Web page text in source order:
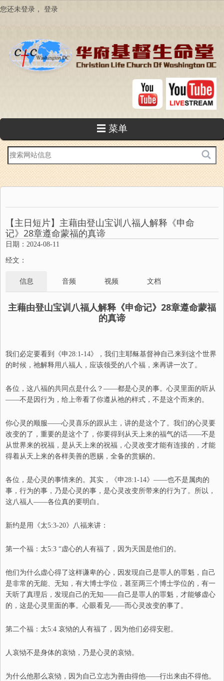
跳
您还未登录， 登录
☰ 菜单
站
内
搜
索
【主日短片】主藉由登山宝训八福人解释《申命
记》28章遵命蒙福的真谛
日期：2024-08-11
经文：
信息 音频 视频 文档
主藉由登山宝训八福人解释《申命记》 28章遵命蒙福
的真谛
我们必定要看到《申28:1-14》，我们主耶稣基督神自己来到这个世界
的时候，祂解释用八福人，应该领受的八个福，来再讲一次了。
各位，这八福的共同点是什么？ ——都是心灵的事。 心灵里面的听从
——不是因行为，给上帝看了你遵从祂的样式，不是这个而来的。
你心灵的顺服——心灵喜乐的跟从主，讲的是这个了。我们的心灵要
改变的了，重要的是这个了，你要得到从天上来的福气的话——不是
从世界来的祝福，是从天上来的祝福，心灵改变才能有连接的，才能
得着从天上来的各样美善的恩赐，全备的赏赐的。
各位，是心灵的事情来的。其实，《申28:1-14》 ——也不是属肉的
事， 行为的事， 乃是心灵的事，是心灵改变所带来的行为了。所以，
这八福人——各位真的要明白。
新约是用《太5:3-20》八福来讲 ：
第一个福： 太5:3 “虚心的人有福了，因为天国是他们的。
他们为什么虚心得了这样谦卑的心，因发现自己是罪人的罪魁，自己
是非常的无能、无知，有大博士学位，甚至两三个博士学位的，有一
天听了真理后，发现自己的无知——自己是罪人的罪魁，才能够虚心
的，这是心灵里面的事。心眼看见——而心灵改变的事了。
第二个福： 太5:4 哀恸的人有福了，因为他们必得安慰。
人哀恸不是身体的哀恸，乃是心灵的哀恸。
为什么他那么哀恸，因为自己立志为善由得他——行出来由不得他。